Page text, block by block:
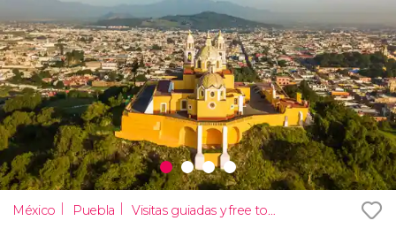
México Puebla Visitas guiadas y free tours